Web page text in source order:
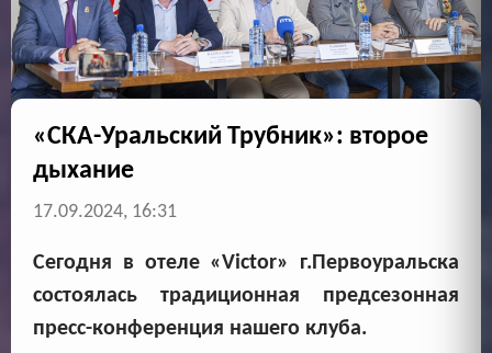
«СКА-Уральский Трубник»: второе
дыхание
17.09.2024, 16:31
Сегодня в отеле «Victor» г.Первоуральска
состоялась традиционная предсезонная
пресс-конференция нашего клуба.